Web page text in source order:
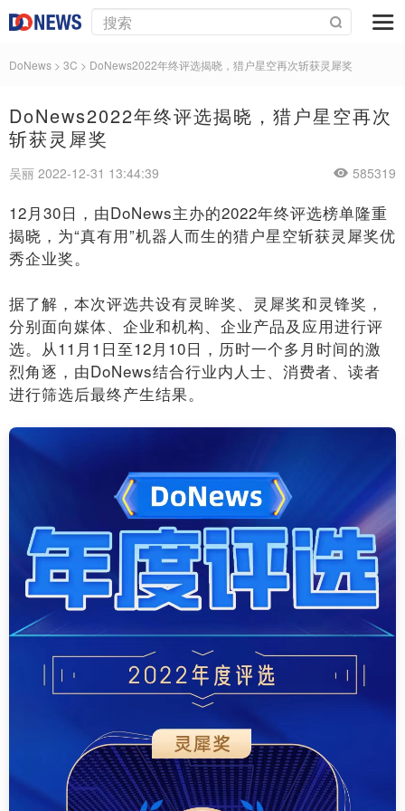
DoNews > 3C > DoNews2022年终评选揭晓，猎户星空再次斩获灵犀奖
DoNews2022年终评选揭晓，猎户星空再次
斩获灵犀奖
吴丽 2022-12-31 13:44:39 585319
12月30日，由DoNews主办的2022年终评选榜单隆重
揭晓，为“真有用”机器人而生的猎户星空斩获灵犀奖优
秀企业奖。
据了解，本次评选共设有灵眸奖、灵犀奖和灵锋奖，
分别面向媒体、企业和机构、企业产品及应用进行评
选。从11月1日至12月10日，历时一个多月时间的激
烈角逐，由DoNews结合行业内人士、消费者、读者
进行筛选后最终产生结果。